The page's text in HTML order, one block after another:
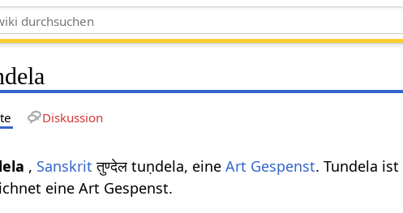
Diskussion
, Sanskrit तुण्देल tuṇdela, eineArt Gespenst. Tundela ist
eine Art Gespenst.